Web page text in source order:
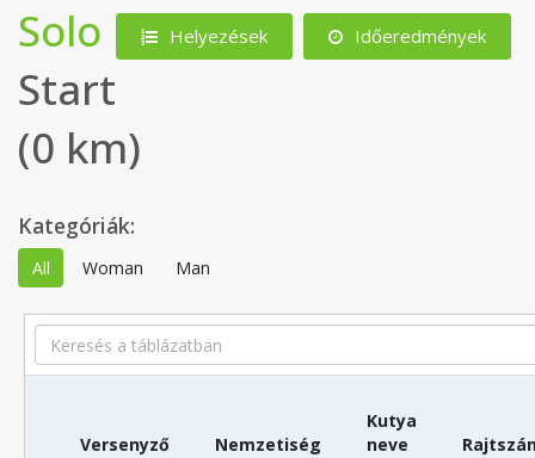
Helyezések Időeredmények
Solo
Start
(0 km)
Kategóriák:
All Woman Man
Search
Versenyző Nemzetiség
Kutya
neve